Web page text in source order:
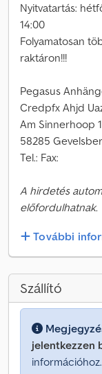
Nyitvatartás:
14:00
Folyamatosan
raktáron!!!
Pegasus
Credpfx Ahjd
Am Sinnerhoop
58285
Tel.: Fax:
A hirdetés
előfordulhatnak.
További
Szállító
jelentkezzen
információhoz.